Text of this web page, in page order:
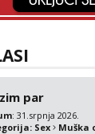
par
: 31.srpnja 2026.
Sex Muška